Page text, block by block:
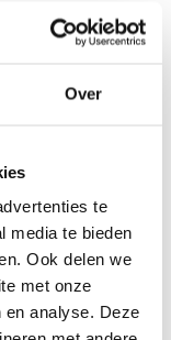
Over
te
media te bieden
Ook delen we
met onze
analyse. Deze
gut
worden.